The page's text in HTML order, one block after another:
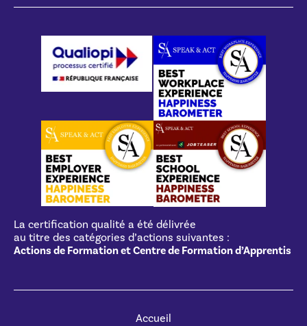
La certification qualité a été délivrée
au titre des catégories d’actions suivantes :
Actions de Formation et Centre de Formation d’Apprentis
Accueil